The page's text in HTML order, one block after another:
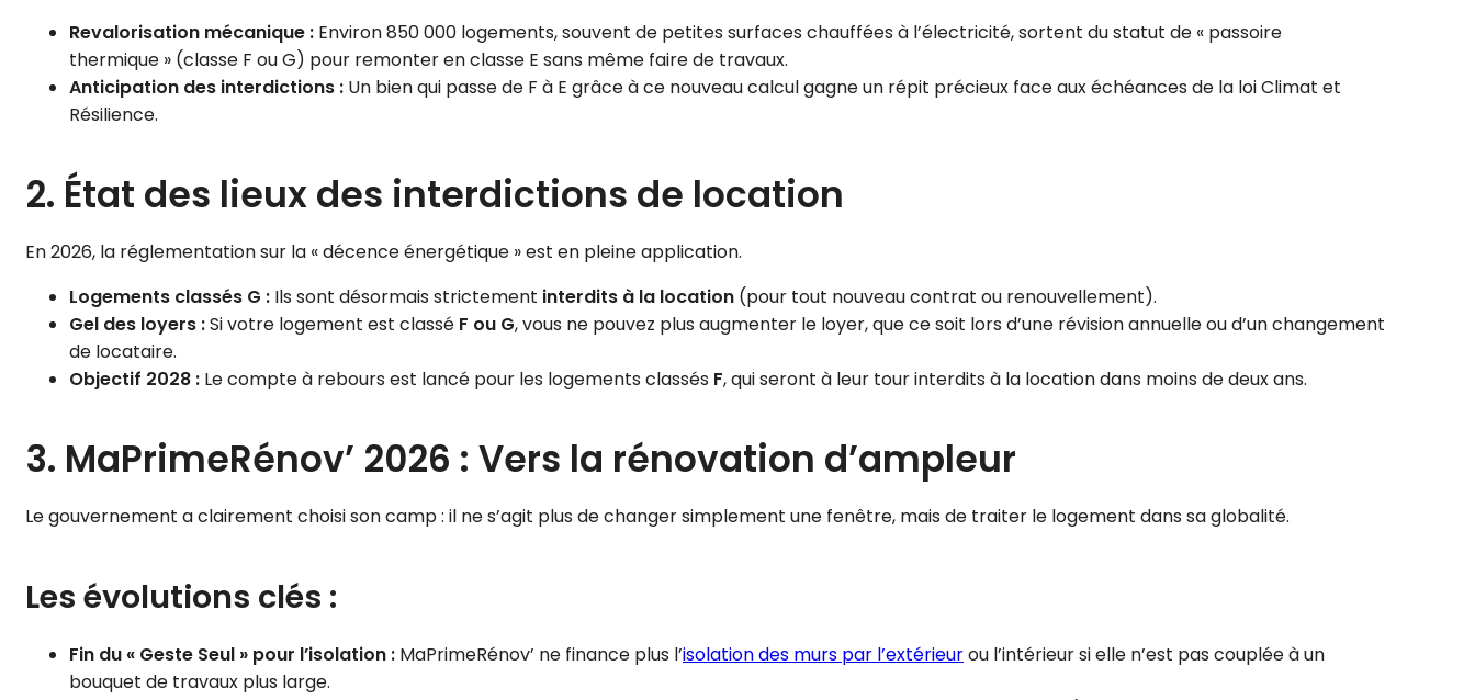
Revalorisation mécanique : Environ 850 000 logements, souvent de petites surfaces chauffées à l’électricité, sortent du statut de « passoire
thermique » (classe F ou G) pour remonter en classe E sans même faire de travaux.
Anticipation des interdictions : Un bien qui passe de F à E grâce à ce nouveau calcul gagne un répit précieux face aux échéances de la loi Climat et
Résilience.
2. État des lieux des interdictions de location
En 2026, la réglementation sur la « décence énergétique » est en pleine application.
Logements classés G : Ils sont désormais strictement interdits à la location (pour tout nouveau contrat ou renouvellement).
Gel des loyers :Si votre logement est classé F ou G, vous ne pouvez plus augmenter le loyer, que ce soit lors d’une révision annuelle ou d’un changement
de locataire.
Objectif 2028 : Le compte à rebours est lancé pour les logements classés F, qui seront à leur tour interdits à la location dans moins de deux ans.
3. MaPrimeRénov’ 2026 : Vers la rénovation d’ampleur
Le gouvernement a clairement choisi son camp : il ne s’agit plus de changer simplement une fenêtre, mais de traiter le logement dans sa globalité.
Les évolutions clés :
Fin du « Geste Seul » pour l’isolation : MaPrimeRénov’ ne finance plus l’isolation des murs par l’extérieurou l’intérieur si elle n’est pas couplée à un
bouquet de travaux plus large.